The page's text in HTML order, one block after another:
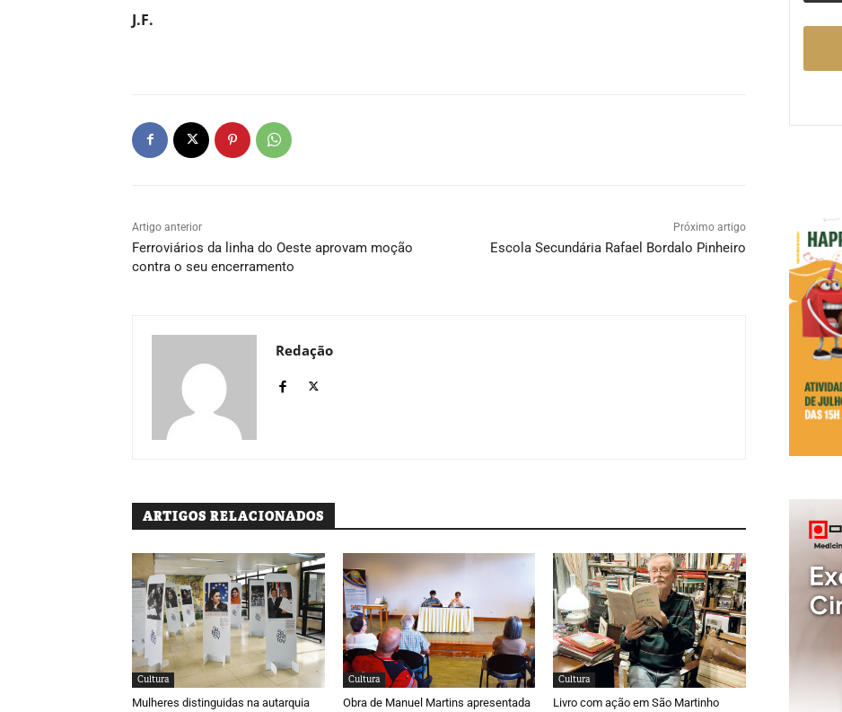
J.F.
Artigo anterior
Ferroviários da linha do Oeste aprovam moção
contra o seu encerramento
Próximo artigo
Escola Secundária Rafael Bordalo Pinheiro
Redação
ARTIGOS RELACIONADOS
Cultura
Mulheres distinguidas na autarquia
Cultura
Obra de Manuel Martins apresentada
Cultura
Livro com ação em São Martinho